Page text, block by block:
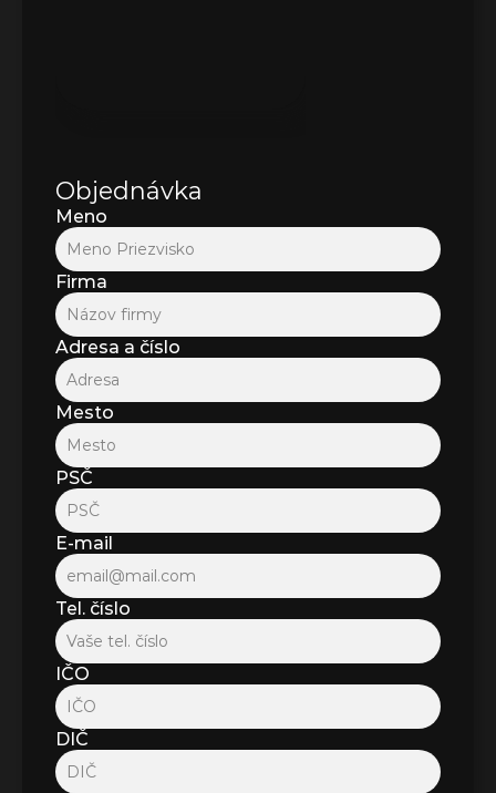
Objednávka
Meno
Firma
Adresa a číslo
Mesto
PSČ
E-mail
Tel. číslo
IČO
DIČ